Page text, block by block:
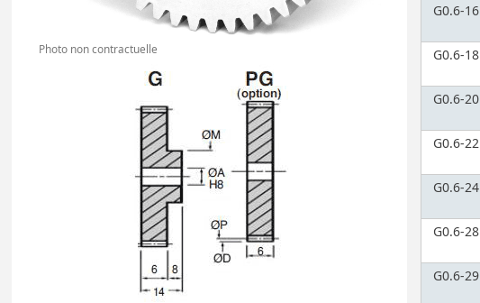
Photo non contractuelle
G0.6-16
G0.6-18
G0.6-20
G0.6-22
G0.6-24
G0.6-28
G0.6-29